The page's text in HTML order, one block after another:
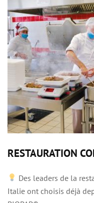
RESTAURATION
Des leaders de la
Italie ont choisis déjà